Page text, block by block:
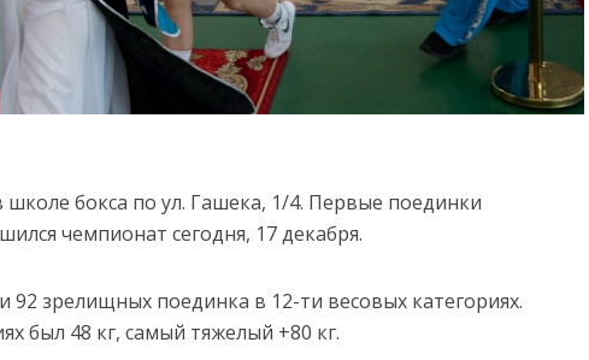
бокса по ул. Гашека, 1/4. Первые поединки
чемпионат сегодня, 17 декабря.
92 зрелищных поединка в 12-ти весовых категориях.
был 48 кг, самый тяжелый +80 кг.